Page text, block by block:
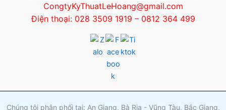
CongtyKyThuatLeHoang@gmail.com
Điện thoại: 028 3509 1919 – 0812 364 499
Chúng tôi phân phối tại: An Giang, Bà Rịa - Vũng Tàu, Bắc Giang,